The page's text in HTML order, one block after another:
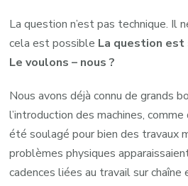
La question n’est pas technique. Il
cela est possible La question
Le voulons – nous ?
Nous avons déjà connu de grands
l’introduction des machines,
été soulagé pour bien des travaux
problèmes physiques
cadences liées au travail sur